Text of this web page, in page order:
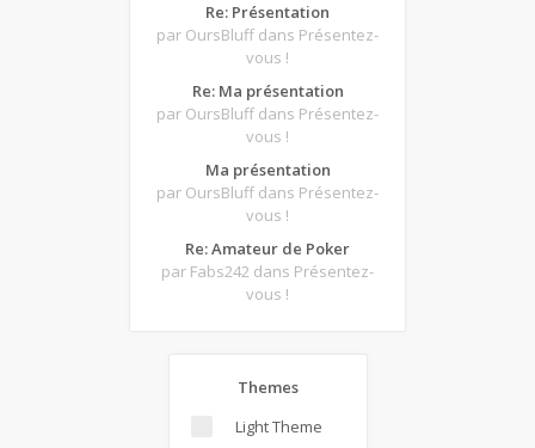
Re: Présentation
par OursBluff dans Présentez-
vous !
Re: Ma présentation
par OursBluff dans Présentez-
vous !
Ma présentation
par OursBluff dans Présentez-
vous !
Re: Amateur de Poker
par Fabs242 dans Présentez-
vous !
Themes
Light Theme